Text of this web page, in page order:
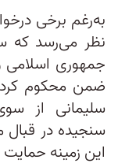
به‌رغم برخی
نظر می‌رسد که
جمهوری اسلامی
ضمن محکوم
سلیمانی از
سنجیده در قبال
این زمینه